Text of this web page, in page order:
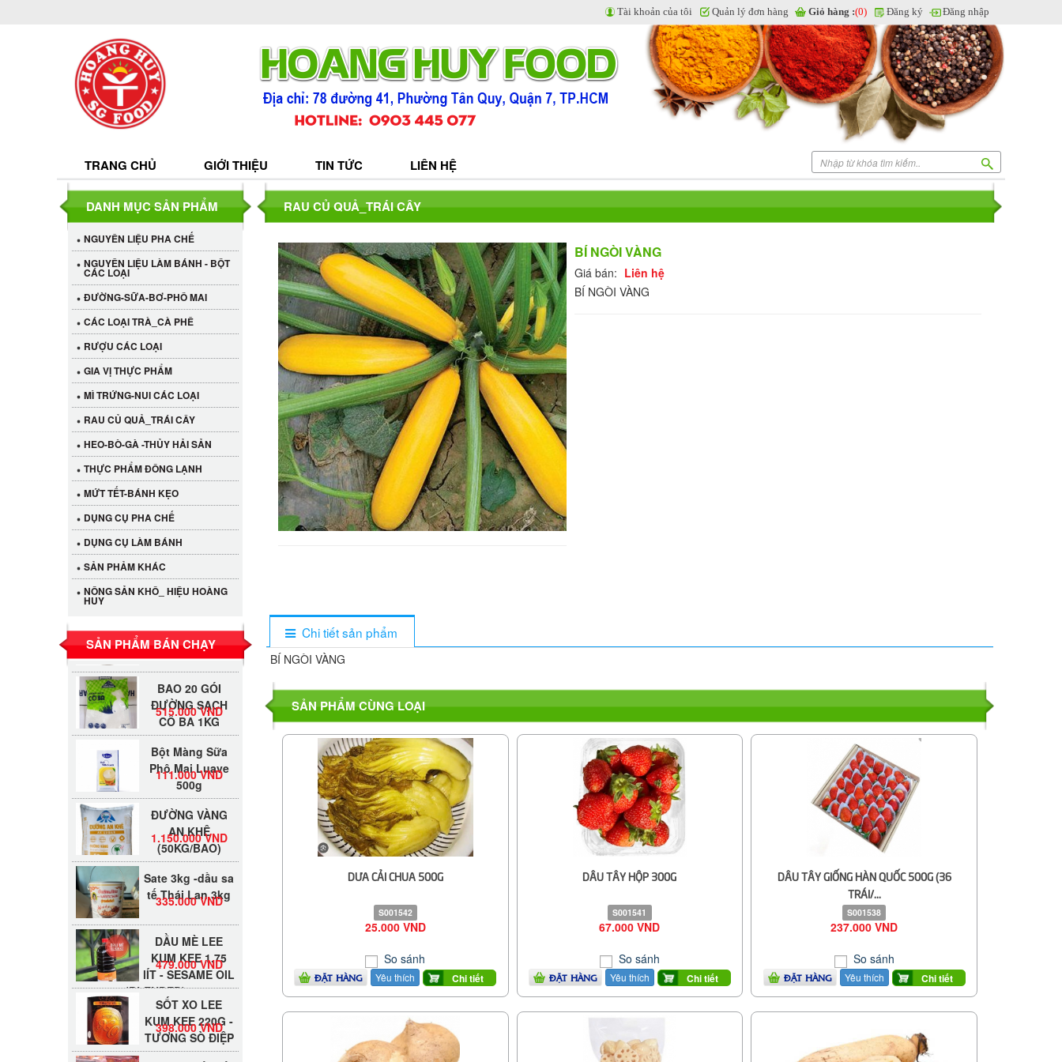
TRANG CHỦ GIỚI THIỆU TIN TỨC LIÊN HỆ
Tài khoản của tôi Quản lý đơn hàng Giỏ hàng :(0) Đăng ký Đăng nhập
RAU CỦ QUẢ_TRÁI CÂY
BÍ NGÒI VÀNG
Giá bán: Liên hệ
BÍ NGÒI VÀNG
Chi tiết sản phẩm
BÍ NGÒI VÀNG
SẢN PHẨM CÙNG LOẠI
DƯA CẢI CHUA 500G
S001542
25.000 VND
So sánh
ĐẶT HÀNG Yêu thích Chi tiết
DÂU TÂY HỘP 300G
S001541
67.000 VND
So sánh
ĐẶT HÀNG Yêu thích Chi tiết
DÂU TÂY GIỐNG HÀN QUỐC 500G (36
TRÁI/...
S001538
237.000 VND
So sánh
ĐẶT HÀNG Yêu thích Chi tiết
DANH MỤC SẢN PHẨM
NGUYÊN LIỆU PHA CHẾ
NGUYÊN LIỆU LÀM BÁNH - BỘT
CÁC LOẠI
ĐƯỜNG-SỮA-BƠ-PHÔ MAI
CÁC LOẠI TRÀ_CÀ PHÊ
RƯỢU CÁC LOẠI
GIA VỊ THỰC PHẨM
MÌ TRỨNG-NUI CÁC LOẠI
RAU CỦ QUẢ_TRÁI CÂY
HEO-BÒ-GÀ -THỦY HẢI SẢN
THỰC PHẨM ĐÔNG LẠNH
MỨT TẾT-BÁNH KẸO
DỤNG CỤ PHA CHẾ
DỤNG CỤ LÀM BÁNH
SẢN PHẢM KHÁC
NÔNG SẢN KHÔ_ HIỆU HOÀNG
HUY
SẢN PHẨM BÁN CHẠY
Cần Tây Đà Lạt
40.000 VND
LỐC 12 HỦ
Tương xí muội
LKK 260g
530.000 VND
LKK 260g
47.000 VND
BAO 20 GÓI
ĐƯỜNG SẠCH
CÔ BA 1KG
515.000 VND
Bột Màng Sữa
Phô Mai Luave
500g
111.000 VND
ĐƯỜNG VÀNG
AN KHÊ
(50KG/BAO)
1.150.000 VND
Sate 3kg -dầu sa
tế Thái Lan 3kg
335.000 VND
DẦU MÈ LEE
KUM KEE 1.75
lÍT - SESAME OIL
(BLENDED)
479.000 VND
SỐT XO LEE
KUM KEE 220G -
TƯƠNG SÒ ĐIỆP
398.000 VND
Đường Thốt Nốt